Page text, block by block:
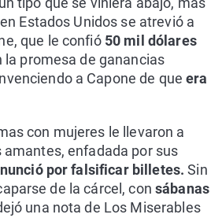
Estados Unidos se atrevió a
que le confió 50 mil dólares
la promesa de ganancias
a Capone de queera
con mujeres le llevaron a
amantes, enfadada por sus
por falsificar billetes.Sin
de la cárcel, consábanas
una nota de Los Miserables